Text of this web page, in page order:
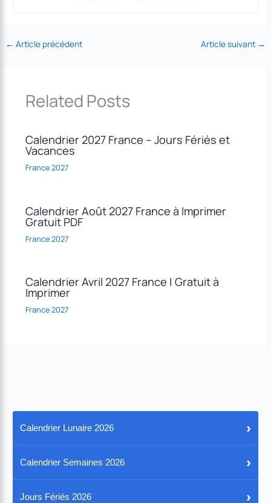
← Article précédent Article suivant →
Related Posts
Calendrier 2027 France – Jours Fériés et
Vacances
France 2027
Calendrier Août 2027 France à Imprimer
Gratuit PDF
France 2027
Calendrier Avril 2027 France | Gratuit à
Imprimer
France 2027
Calendrier Lunaire 2026 ›
Calendrier Semaines 2026 ›
Jours Fériés 2026 ›